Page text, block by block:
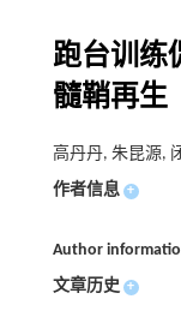
跑台训练
髓鞘再生
高丹丹, 朱昆源,
作者信息 +
Author
文章历史 +